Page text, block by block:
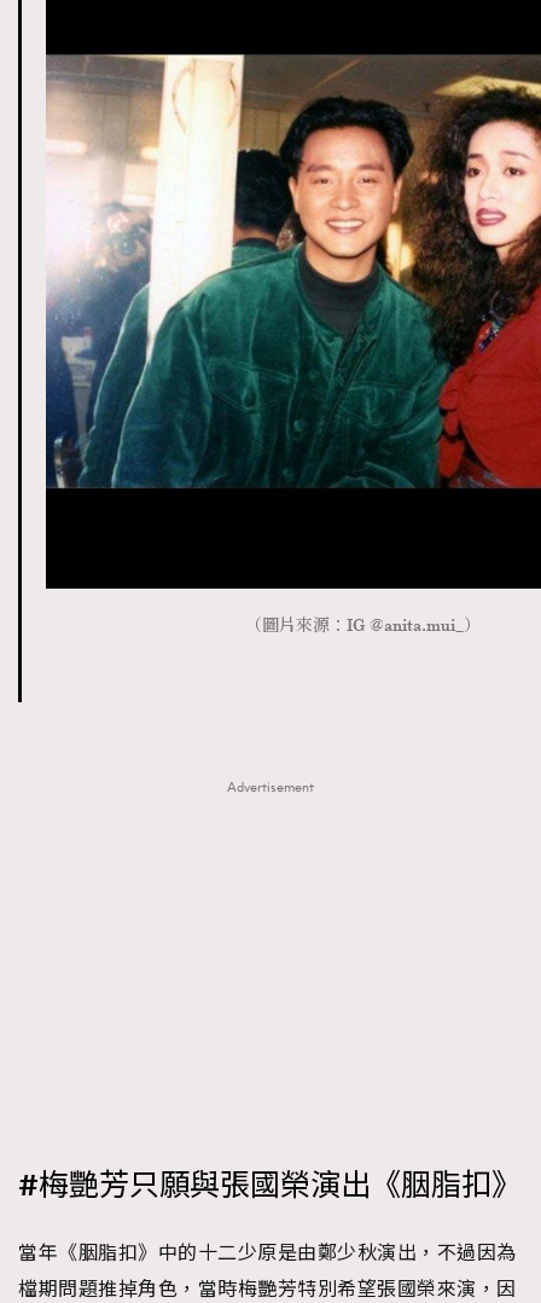
（圖片來源：IG @anita.mui_）
Advertisement
#梅艷芳只願與張國榮演出《胭脂扣》
當年《胭脂扣》中的十二少原是由鄭少秋演出，不過因為
檔期問題推掉角色，當時梅艷芳特別希望張國榮來演，因